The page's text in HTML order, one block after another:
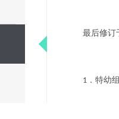
最后修订
1 ．特幼